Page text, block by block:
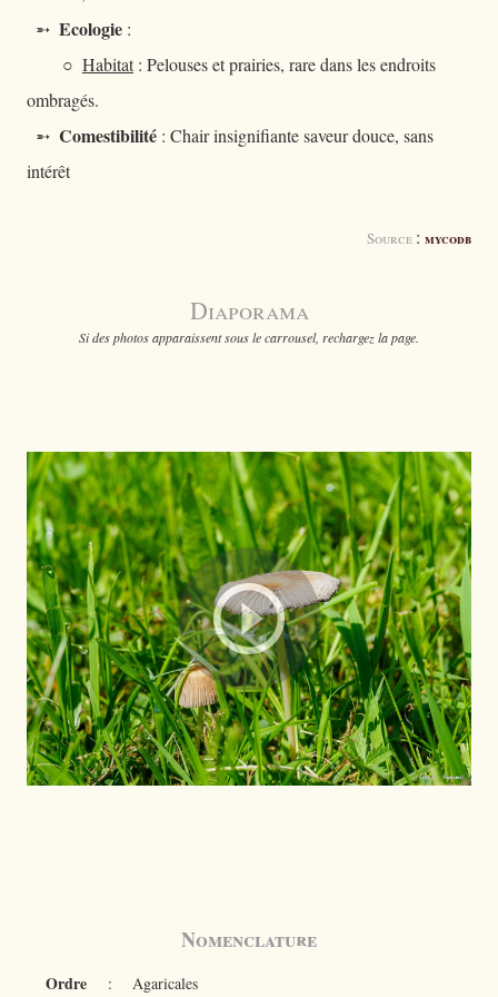
➵ Ecologie :
○ Habitat: Pelouses et prairies, rare dans les endroits
ombragés.
➵ Comestibilité : Chair insignifiante saveur douce, sans
intérêt
Source : mycodb
Diaporama
Si des photos apparaissent sous le carrousel, rechargez la page.
Nomenclature
Ordre : Agaricales